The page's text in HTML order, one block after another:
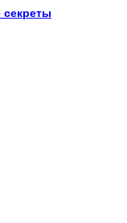
секреты